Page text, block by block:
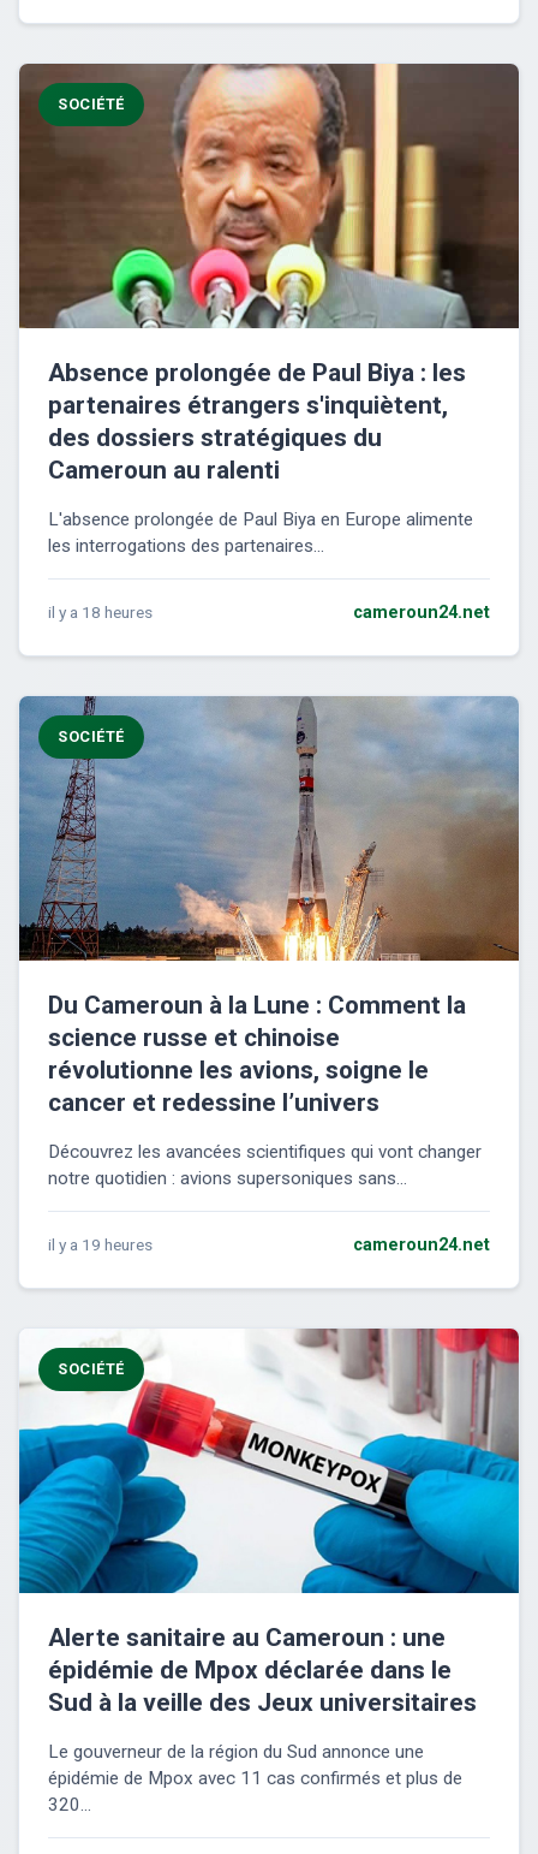
SOCIÉTÉ
Absence prolongée de Paul Biya : les
partenaires étrangers s'inquiètent,
des dossiers stratégiques du
Cameroun au ralenti
L'absence prolongée de Paul Biya en Europe alimente
les interrogations des partenaires...
il y a 18 heures cameroun24.net
SOCIÉTÉ
Du Cameroun à la Lune : Comment la
science russe et chinoise
révolutionne les avions, soigne le
cancer et redessine l’univers
Découvrez les avancées scientifiques qui vont changer
notre quotidien : avions supersoniques sans...
il y a 19 heures cameroun24.net
SOCIÉTÉ
Alerte sanitaire au Cameroun : une
épidémie de Mpox déclarée dans le
Sud à la veille des Jeux universitaires
Le gouverneur de la région du Sud annonce une
épidémie de Mpox avec 11 cas confirmés et plus de
320...